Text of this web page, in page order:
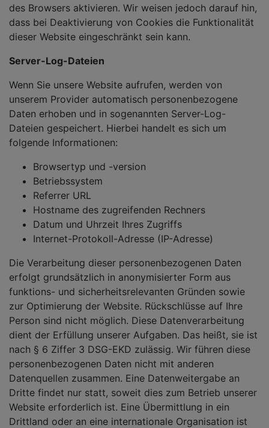
des Browsers aktivieren. Wir weisen jedoch darauf hin,
dass bei Deaktivierung von Cookies die Funktionalität
dieser Website eingeschränkt sein kann.
Server-Log-Dateien
Wenn Sie unsere Website aufrufen, werden von
unserem Provider automatisch personenbezogene
Daten erhoben und in sogenannten Server-Log-
Dateien gespeichert. Hierbei handelt es sich um
folgende Informationen:
Browsertyp und -version
Betriebssystem
Referrer URL
Hostname des zugreifenden Rechners
Datum und Uhrzeit Ihres Zugriffs
Internet-Protokoll-Adresse (IP-Adresse)
Die Verarbeitung dieser personenbezogenen Daten
erfolgt grundsätzlich in anonymisierter Form aus
funktions- und sicherheitsrelevanten Gründen sowie
zur Optimierung der Website. Rückschlüsse auf Ihre
Person sind nicht möglich. Diese Datenverarbeitung
dient der Erfüllung unserer Aufgaben. Das heißt, sie ist
nach § 6 Ziffer 3 DSG-EKD zulässig. Wir führen diese
personenbezogenen Daten nicht mit anderen
Datenquellen zusammen. Eine Datenweitergabe an
Dritte findet nur statt, soweit dies zum Betrieb unserer
Website erforderlich ist. Eine Übermittlung in ein
Drittland oder an eine internationale Organisation ist